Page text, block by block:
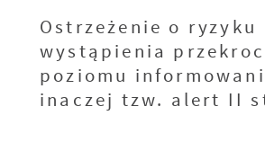
Ostrzeżenie o ryzyku
wystąpienia
poziomu
inaczej tzw. alert II